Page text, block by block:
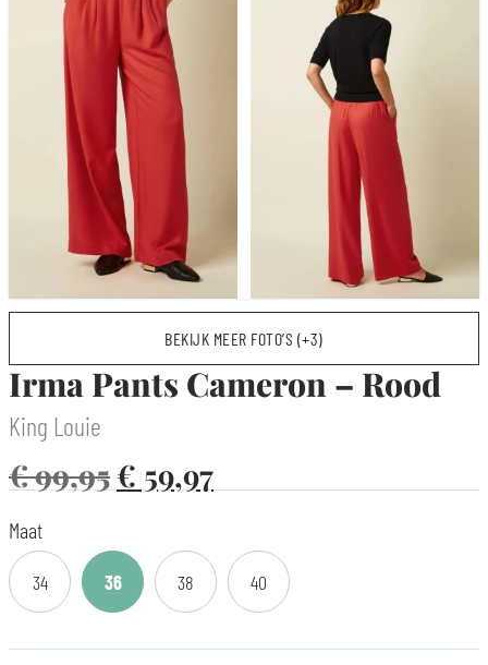
BEKIJK MEER FOTO’S (+3)
Irma Pants Cameron – Rood
King Louie
€99,95€ 59,97
Maat
34 36 38 40